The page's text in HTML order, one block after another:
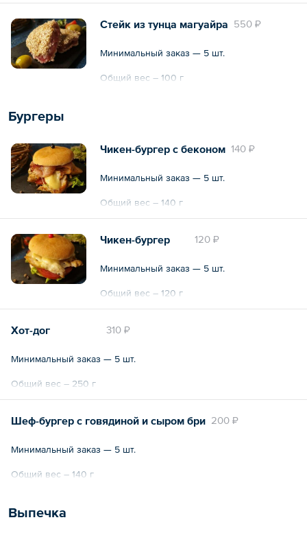
550 ₽
Стейк из тунца магуайра
Минимальный заказ — 5 шт.
Общий вес – 100 г
Бургеры
140 ₽
Чикен-бургер с беконом
Минимальный заказ — 5 шт.
Общий вес – 140 г
120 ₽
Чикен-бургер
Минимальный заказ — 5 шт.
Общий вес – 120 г
310 ₽
Хот-дог
Минимальный заказ — 5 шт.
Общий вес – 250 г
200 ₽
Шеф-бургер с говядиной и сыром бри
Минимальный заказ — 5 шт.
Общий вес – 140 г
Выпечка